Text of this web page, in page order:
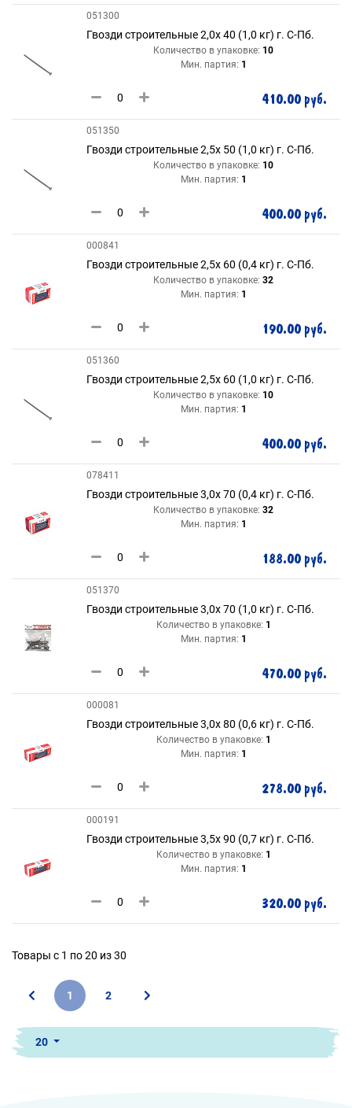
051300
Гвозди строительные 2,0х 40 (1,0 кг) г. С-Пб.
Количество в упаковке: 10
Мин. партия: 1
410.00 руб.
051350
Гвозди строительные 2,5х 50 (1,0 кг) г. С-Пб.
Количество в упаковке: 10
Мин. партия: 1
400.00 руб.
000841
Гвозди строительные 2,5х 60 (0,4 кг) г. С-Пб.
Количество в упаковке: 32
Мин. партия: 1
190.00 руб.
051360
Гвозди строительные 2,5х 60 (1,0 кг) г. С-Пб.
Количество в упаковке: 10
Мин. партия: 1
400.00 руб.
078411
Гвозди строительные 3,0х 70 (0,4 кг) г. С-Пб.
Количество в упаковке: 32
Мин. партия: 1
188.00 руб.
051370
Гвозди строительные 3,0х 70 (1,0 кг) г. С-Пб.
Количество в упаковке: 1
Мин. партия: 1
470.00 руб.
000081
Гвозди строительные 3,0х 80 (0,6 кг) г. С-Пб.
Количество в упаковке: 1
Мин. партия: 1
278.00 руб.
000191
Гвозди строительные 3,5х 90 (0,7 кг) г. С-Пб.
Количество в упаковке: 1
Мин. партия: 1
320.00 руб.
Товары с 1 по 20 из 30
1 2
20